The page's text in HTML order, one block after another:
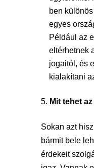
ben
egyes
Például az
eltérhetnek
jogaitól, és
kialakítani
Mit tehet
Sokan azt
bármit bele
érdekeit